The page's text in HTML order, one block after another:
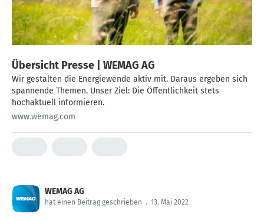
Übersicht Presse | WEMAG AG
Wir gestalten die Energiewende aktiv mit. Daraus ergeben sich
spannende Themen. Unser Ziel: Die Öffentlichkeit stets
hochaktuell informieren.
www.wemag.com
WEMAG AG
hat einen Beitrag geschrieben . 13. Mai 2022